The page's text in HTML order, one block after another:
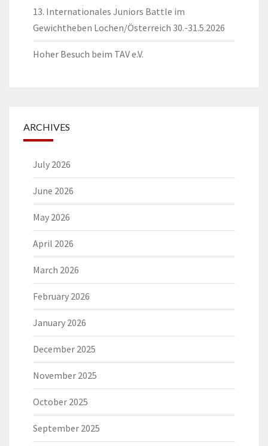
13. Internationales Juniors Battle im
Gewichtheben Lochen/Österreich 30.-31.5.2026
Hoher Besuch beim TAV e.V.
ARCHIVES
July 2026
June 2026
May 2026
April 2026
March 2026
February 2026
January 2026
December 2025
November 2025
October 2025
September 2025